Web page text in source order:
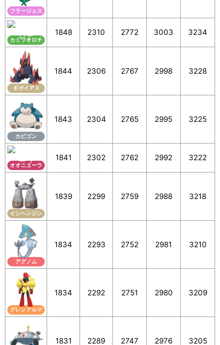
フラージェス
カミツオロチ
1848 2310 2772 3003 3234
ギガイアス
1844 2306 2767 2998 3228
カビゴン
1843 2304 2765 2995 3225
オオニューラ
1841 2302 2762 2992 3222
イシヘンジン
1839 2299 2759 2988 3218
アグノム
1834 2293 2752 2981 3210
グレンアルマ
1834 2292 2751 2980 3209
1831 2289 2747 2976 3205